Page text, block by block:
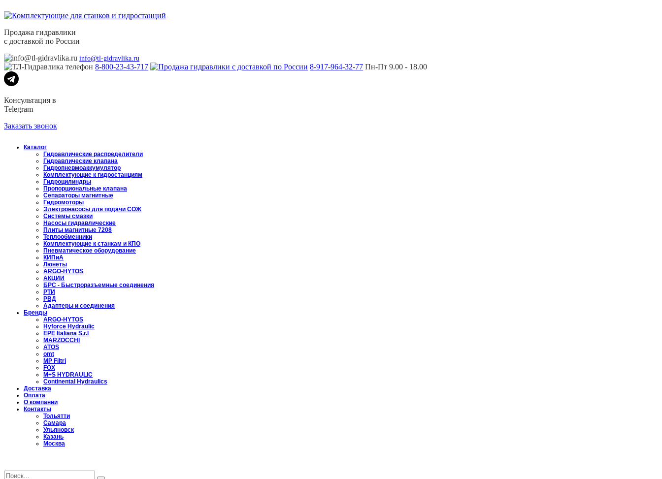
Продажа гидравлики
с доставкой по России
info@tl-gidravlika.ru
8-800-23-43-717 8-917-964-32-77 Пн-Пт 9.00 - 18.00
Консультация в
Telegram
Заказать звонок
Каталог
Гидравлические распределители
Гидравлические клапана
Гидропневмоаккумулятор
Комплектующие к гидростанциям
Гидроцилиндры
Пропорциональные клапана
Сепараторы магнитные
Гидромоторы
Электронасосы для подачи СОЖ
Системы смазки
Насосы гидравлические
Плиты магнитные 7208
Теплообменники
Комплектующие к станкам и КПО
Пневматическое оборудование
КИПиА
Люнеты
ARGO-HYTOS
АКЦИИ
БРС - Быстроразъемные соединения
РТИ
РВД
Адаптеры и соединения
Бренды
ARGO-HYTOS
Hyforce Hydraulic
EPE Italiana S.r.l
MARZOCCHI
ATOS
omt
MP Filtri
FOX
M+S HYDRAULIC
Continental Hydraulics
Доставка
Оплата
О компании
Контакты
Тольятти
Самара
Ульяновск
Казань
Москва